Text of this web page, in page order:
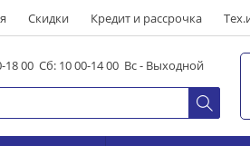
Скидки Кредит и рассрочка
18 00 Сб: 10 00-14 00 Вс - Выходной